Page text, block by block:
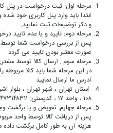
مرحله اول: ثبت درخواست در پنل
ابتدا باید وارد پنل کاربری خود
و ذکر توضیحات ثبت نمایید.
مرحله دوم: تایید و یا عدم تایید
پس از بررسی درخواست شما توسط
صورت معتبر بودن تایید می گردد
مرحله سوم : ارسال کالا توسط
در این مرحله شما باید کالا
آدرس ما ارسال نمایید
استان تهران ، شهر تهران ، بلوار
۱۰۸ ، واحد ۱۷ ، کدپستی: ۱۴۷۳۱۴۸۳۱۱
مرحله چهارم: تعویض و یا برگشت
پس از دریافت کالا توسط واحد
هزینه آن به طور کامل برگشت